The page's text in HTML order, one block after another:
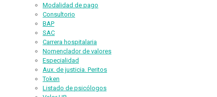
Modalidad de pago
Consultorio
BAP
SAC
Carrera hospitalaria
Nomenclador de valores
Especialidad
Aux. de justicia. Peritos
Token
Listado de psicólogos